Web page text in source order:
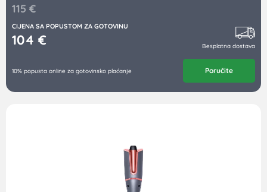
115 €
CIJENA SA POPUSTOM ZA GOTOVINU
104 € Besplatna dostava
10% popusta online za gotovinsko plaćanje Poručite